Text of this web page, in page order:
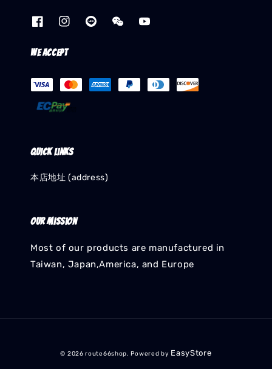
We accept
Quick links
本店地址 (address)
Our mission
Most of our products are manufactured in
Taiwan, Japan,America, and Europe
© 2026 route66shop. Powered by EasyStore